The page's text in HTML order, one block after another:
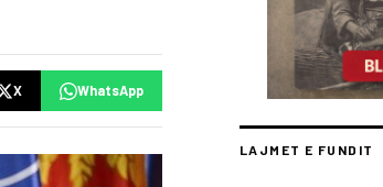
X WhatsApp
LAJMET E FUNDIT